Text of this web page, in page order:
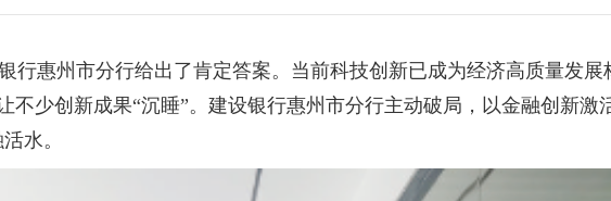
惠州市分行给出了肯定答案。当前科技创新已成为经济高质量发展
少创新成果“沉睡”。建设银行惠州市分行主动破局，以金融创新激
水。